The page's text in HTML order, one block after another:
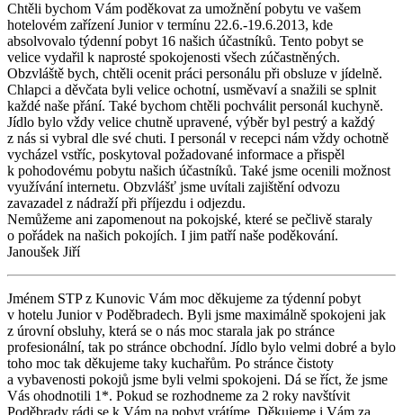
Chtěli bychom Vám poděkovat za umožnění pobytu ve vašem
hotelovém zařízení Junior v termínu 22.6.-19.6.2013, kde
absolvovalo týdenní pobyt 16 našich účastníků. Tento pobyt se
velice vydařil k naprosté spokojenosti všech zúčastněných.
Obzvláště bych, chtěli ocenit práci personálu při obsluze v jídelně.
Chlapci a děvčata byli velice ochotní, usměvaví a snažili se splnit
každé naše přání. Také bychom chtěli pochválit personál kuchyně.
Jídlo bylo vždy velice chutně upravené, výběr byl pestrý a každý
z nás si vybral dle své chuti. I personál v recepci nám vždy ochotně
vycházel vstříc, poskytoval požadované informace a přispěl
k pohodovému pobytu našich účastníků. Také jsme ocenili možnost
využívání internetu. Obzvlášť jsme uvítali zajištění odvozu
zavazadel z nádraží při příjezdu i odjezdu.
Nemůžeme ani zapomenout na pokojské, které se pečlivě staraly
o pořádek na našich pokojích. I jim patří naše poděkování.
Janoušek Jiří
Jménem STP z Kunovic Vám moc děkujeme za týdenní pobyt
v hotelu Junior v Poděbradech. Byli jsme maximálně spokojeni jak
z úrovní obsluhy, která se o nás moc starala jak po stránce
profesionální, tak po stránce obchodní. Jídlo bylo velmi dobré a bylo
toho moc tak děkujeme taky kuchařům. Po stránce čistoty
a vybavenosti pokojů jsme byli velmi spokojeni. Dá se říct, že jsme
Vás ohodnotili 1*. Pokud se rozhodneme za 2 roky navštívit